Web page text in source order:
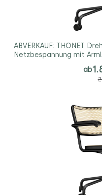
ABVERKAUF: THONET
Netzbespannung mit
ab